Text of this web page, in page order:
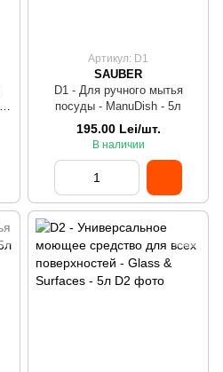
Артикул: D1
SAUBER
D1 - Для ручного мытья
посуды - ManuDish - 5л
195.00 Lei/шт.
В наличии